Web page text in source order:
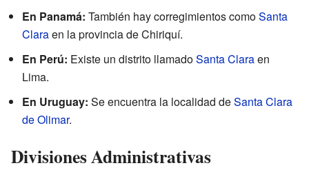
En Panamá: También hay corregimientos comoSanta
Claraen la provincia de Chiriquí.
En Perú: Existe un distrito llamadoSanta Claraen
Lima.
En Uruguay: Se encuentra la localidad deSanta Clara
de Olimar.
Divisiones Administrativas